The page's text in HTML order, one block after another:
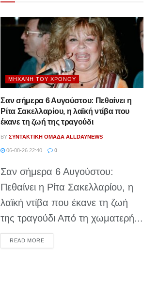
ΜΗΧΑΝΉ ΤΟΥ ΧΡΌΝΟΥ
Σαν σήμερα 6 Αυγούστου: Πεθαίνει η
Ρίτα Σακελλαρίου, η λαϊκή ντίβα που
έκανε τη ζωή της τραγούδι
BY ΣΥΝΤΑΚΤΙΚΉ ΟΜΆΔΑ ALLDAYNEWS
06-08-26 22:40 0
Σαν σήμερα 6 Αυγούστου:
Πεθαίνει η Ρίτα Σακελλαρίου, η
λαϊκή ντίβα που έκανε τη ζωή
της τραγούδι Από τη χωματερή...
READ MOREDETAILS